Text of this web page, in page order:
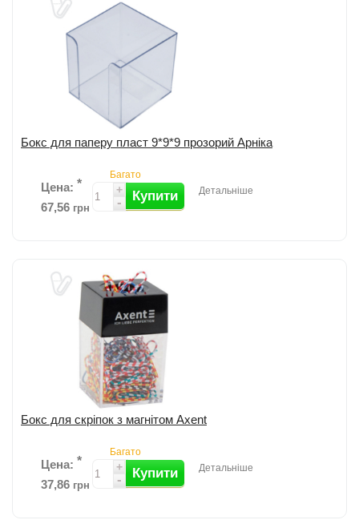
на виробах для безпеки при використанні; Сітчаста структура
поверхні; Розмір: 8...
детальніше
Додати до порівняння
Бокс для паперу пласт 9*9*9 прозорий Арніка
Цена: *
67,56 грн
Багато
+
- Купити Детальніше
Бокс для паперу пластиковий Арника; Розмір: 90х90х90мм; Колір:
прозорий. ...детальніше
Додати до порівняння
Бокс для скріпок з магнітом Axent
Цена: *
37,86 грн
Багато
+
- Купити Детальніше